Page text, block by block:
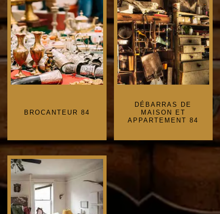
BROCANTEUR 84
DÉBARRAS DE
MAISON ET
APPARTEMENT 84